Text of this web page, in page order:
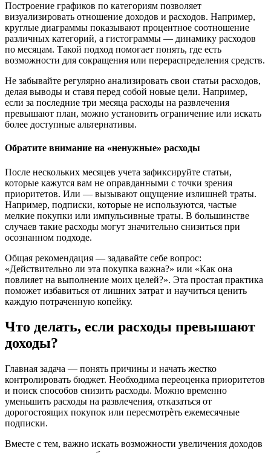
Построение графиков по категориям позволяет
визуализировать отношение доходов и расходов. Например,
круглые диаграммы показывают процентное соотношение
различных категорий, а гистограммы — динамику расходов
по месяцам. Такой подход помогает понять, где есть
возможности для сокращения или перераспределения средств.
Не забывайте регулярно анализировать свои статьи расходов,
делая выводы и ставя перед собой новые цели. Например,
если за последние три месяца расходы на развлечения
превышают план, можно установить ограничение или искать
более доступные альтернативы.
Обратите внимание на «ненужные» расходы
После нескольких месяцев учета зафиксируйте статьи,
которые кажутся вам не оправданными с точки зрения
приоритетов. Или — вызывают ощущение излишней траты.
Например, подписки, которые не используются, частые
мелкие покупки или импульсивные траты. В большинстве
случаев такие расходы могут значительно снизиться при
осознанном подходе.
Общая рекомендация — задавайте себе вопрос:
«Действительно ли эта покупка важна?» или «Как она
повлияет на выполнение моих целей?». Эта простая практика
поможет избавиться от лишних затрат и научиться ценить
каждую потраченную копейку.
Что делать, если расходы превышают
доходы?
Главная задача — понять причины и начать жестко
контролировать бюджет. Необходима переоценка приоритетов
и поиск способов снизить расходы. Можно временно
уменьшить расходы на развлечения, отказаться от
дорогостоящих покупок или пересмотрѐть ежемесячные
подписки.
Вместе с тем, важно искать возможности увеличения доходов